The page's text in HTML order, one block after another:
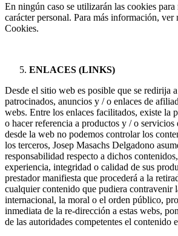
En ningún caso se utilizarán las cookies
carácter personal. Para más información, ver
Cookies.
ENLACES (LINKS)
Desde el sitio web es posible que se redirija
patrocinados, anuncios y / o enlaces de
webs. Entre los enlaces facilitados, existe la
o hacer referencia a productos y / o servicios
desde la web no podemos controlar los
los terceros, Josep Masachs Delgadono
responsabilidad respecto a dichos
experiencia, integridad o calidad de sus
prestador manifiesta que procederá a la
cualquier contenido que pudiera contravenir
internacional, la moral o el orden público,
inmediata de la re-dirección a estas webs,
de las autoridades competentes el contenido